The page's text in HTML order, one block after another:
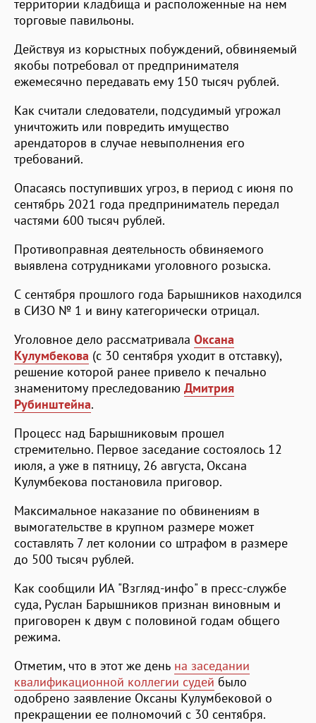
территории кладбища и расположенные на нем
торговые павильоны.
Действуя из корыстных побуждений, обвиняемый
якобы потребовал от предпринимателя
ежемесячно передавать ему 150 тысяч рублей.
Как считали следователи, подсудимый угрожал
уничтожить или повредить имущество
арендаторов в случае невыполнения его
требований.
Опасаясь поступивших угроз, в период с июня по
сентябрь 2021 года предприниматель передал
частями 600 тысяч рублей.
Противоправная деятельность обвиняемого
выявлена сотрудниками уголовного розыска.
С сентября прошлого года Барышников находился
в СИЗО № 1 и вину категорически отрицал.
Уголовное дело рассматривала Оксана
Кулумбекова (с 30 сентября уходит в отставку),
решение которой ранее привело к печально
знаменитому преследованию Дмитрия
Рубинштейна.
Процесс над Барышниковым прошел
стремительно. Первое заседание состоялось 12
июля, а уже в пятницу, 26 августа, Оксана
Кулумбекова постановила приговор.
Максимальное наказание по обвинениям в
вымогательстве в крупном размере может
составлять 7 лет колонии со штрафом в размере
до 500 тысяч рублей.
Как сообщили ИА "Взгляд-инфо" в пресс-службе
суда, Руслан Барышников признан виновным и
приговорен к двум с половиной годам общего
режима.
Отметим, что в этот же день на заседании
квалификационной коллегии судей было
одобрено заявление Оксаны Кулумбековой о
прекращении ее полномочий с 30 сентября.